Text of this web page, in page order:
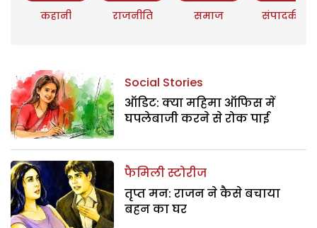
कहानी राजनीति समाज संपादकीय
Social Stories
ऑडिट: क्या महिमा ऑफिस में
घपलेबाजी करने से रोक पाई
फैमिली स्टोरीज
तृप्त मन: राजन ने कैसे बचाया
बहन का घर